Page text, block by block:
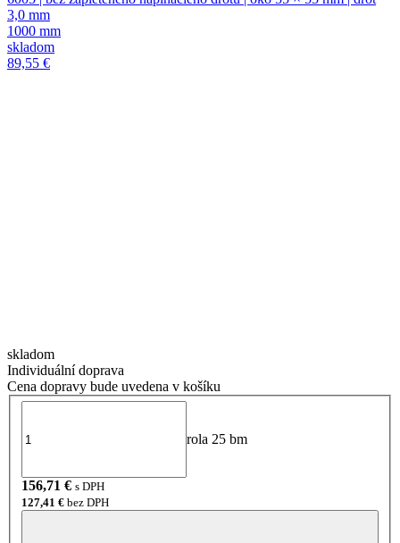
1000 mm
skladom
89,55 €
skladom
Individuální doprava
Cena dopravy bude uvedena v košíku
rola 25 bm
156,71 € s DPH
127,41 € bez DPH